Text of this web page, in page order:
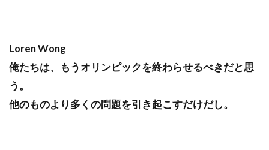
Loren Wong
俺たちは、もうオリンピックを終わらせるべきだと思
う。
他のものより多くの問題を引き起こすだけだし。